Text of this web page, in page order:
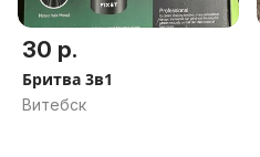
30 р.
Бритва 3в1
Витебск